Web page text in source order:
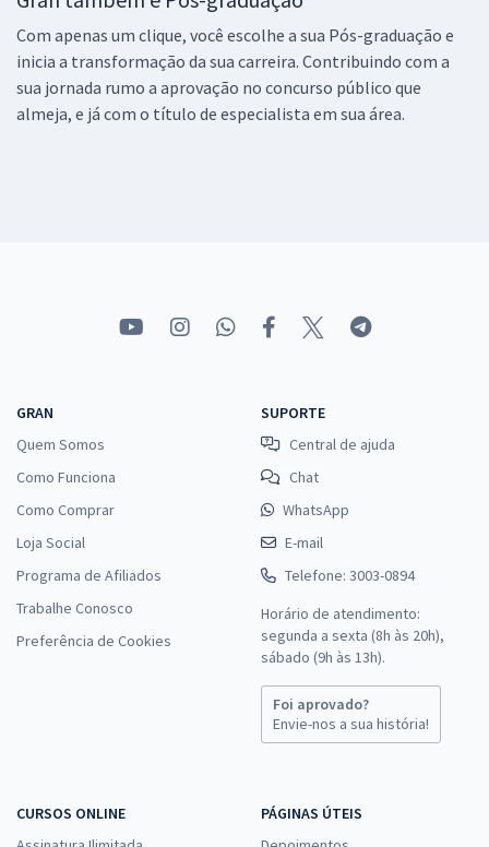
Com apenas um clique, você escolhe a sua Pós-graduação e
inicia a transformação da sua carreira. Contribuindo com a
sua jornada rumo a aprovação no concurso público que
almeja, e já com o título de especialista em sua área.
GRAN
Quem Somos
Como Funciona
Como Comprar
Loja Social
Programa de Afiliados
Trabalhe Conosco
Preferência de Cookies
SUPORTE
Central de ajuda
Chat
WhatsApp
E-mail
Telefone: 3003-0894
Horário de atendimento:
segunda a sexta (8h às 20h),
sábado (9h às 13h).
Foi aprovado?
Envie-nos a sua história!
CURSOS ONLINE
PÁGINAS ÚTEIS